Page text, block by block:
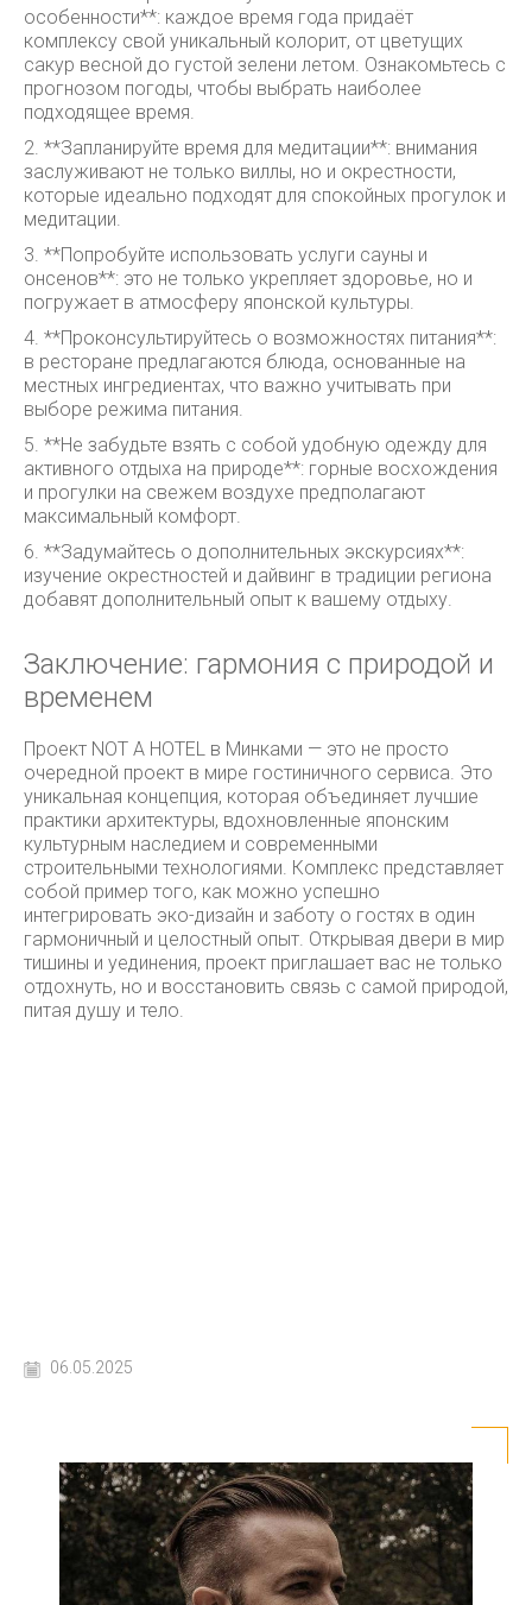
особенности**: каждое время года придаёт
комплексу свой уникальный колорит, от цветущих
сакур весной до густой зелени летом. Ознакомьтесь с
прогнозом погоды, чтобы выбрать наиболее
подходящее время.
2. **Запланируйте время для медитации**: внимания
заслуживают не только виллы, но и окрестности,
которые идеально подходят для спокойных прогулок и
медитации.
3. **Попробуйте использовать услуги сауны и
онсенов**: это не только укрепляет здоровье, но и
погружает в атмосферу японской культуры.
4. **Проконсультируйтесь о возможностях питания**:
в ресторане предлагаются блюда, основанные на
местных ингредиентах, что важно учитывать при
выборе режима питания.
5. **Не забудьте взять с собой удобную одежду для
активного отдыха на природе**: горные восхождения
и прогулки на свежем воздухе предполагают
максимальный комфорт.
6. **Задумайтесь о дополнительных экскурсиях**:
изучение окрестностей и дайвинг в традиции региона
добавят дополнительный опыт к вашему отдыху.
Заключение: гармония с природой и
временем
Проект NOT A HOTEL в Минками — это не просто
очередной проект в мире гостиничного сервиса. Это
уникальная концепция, которая объединяет лучшие
практики архитектуры, вдохновленные японским
культурным наследием и современными
строительными технологиями. Комплекс представляет
собой пример того, как можно успешно
интегрировать эко-дизайн и заботу о гостях в один
гармоничный и целостный опыт. Открывая двери в мир
тишины и уединения, проект приглашает вас не только
отдохнуть, но и восстановить связь с самой природой,
питая душу и тело.
06.05.2025